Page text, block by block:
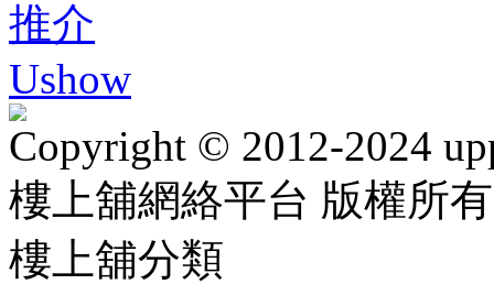
推介
Ushow
Copyright © 2012-2024
樓上舖網絡平台 版權所
樓上舖分類